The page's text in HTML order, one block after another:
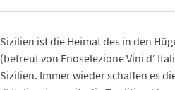
Sizilien ist die Heimat des in den
(betreut von Enoselezione Vini d‘
Sizilien. Immer wieder schaffen es